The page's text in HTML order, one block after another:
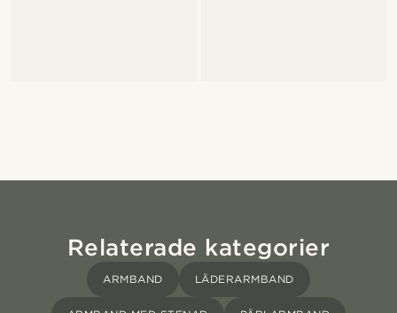
Relaterade kategorier
ARMBAND LÄDERARMBAND